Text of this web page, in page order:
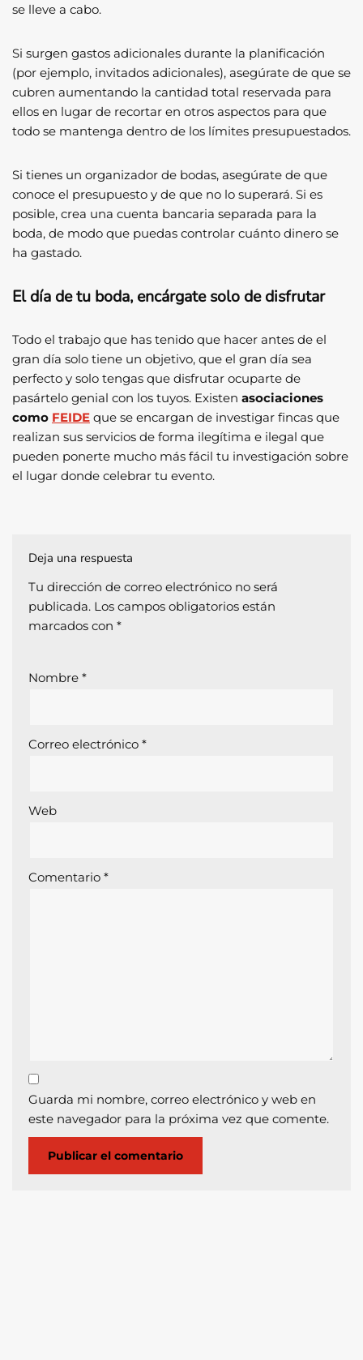
se lleve a cabo.
Si surgen gastos adicionales durante la planificación
(por ejemplo, invitados adicionales), asegúrate de que se
cubren aumentando la cantidad total reservada para
ellos en lugar de recortar en otros aspectos para que
todo se mantenga dentro de los límites presupuestados.
Si tienes un organizador de bodas, asegúrate de que
conoce el presupuesto y de que no lo superará. Si es
posible, crea una cuenta bancaria separada para la
boda, de modo que puedas controlar cuánto dinero se
ha gastado.
El día de tu boda, encárgate solo de disfrutar
Todo el trabajo que has tenido que hacer antes de el
gran día solo tiene un objetivo, que el gran día sea
perfecto y solo tengas que disfrutar ocuparte de
pasártelo genial con los tuyos. Existen asociaciones
como FEIDE que se encargan de investigar fincas que
realizan sus servicios de forma ilegítima e ilegal que
pueden ponerte mucho más fácil tu investigación sobre
el lugar donde celebrar tu evento.
Deja una respuesta
Tu dirección de correo electrónico no será
publicada. Los campos obligatorios están
marcados con *
Nombre *
Correo electrónico *
Web
Comentario *
Guarda mi nombre, correo electrónico y web en
este navegador para la próxima vez que comente.